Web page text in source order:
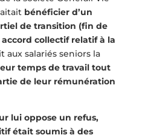
bénéficier d’un
de transition (fin de
collectif relatif à la
aux salariés seniors la
temps de travail tout
de leur rémunération
lui oppose un refus,
était soumis à des